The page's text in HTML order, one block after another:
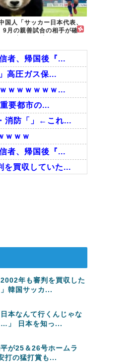
国人「サッカー日本代表、
9月の親善試合の相手が確
者、帰国後『...
高圧ガス保...
ｗｗｗｗｗｗ...
要都市の...
消防「」←これ...
ｗｗｗ
者、帰国後『...
を買収していた...
しくて仕方が...
年も審判を買収した
韓国サッカ...
本なんて行くんじゃな
…」 日本を知っ...
が25＆26号ホームラ
打の猛打賞も...